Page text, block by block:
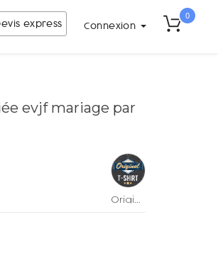
express Connexion
0
evjf mariage par
Original